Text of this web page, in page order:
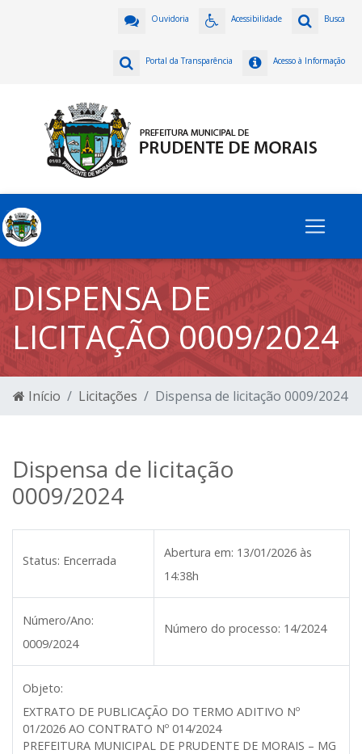
Busca
Acessibilidade
Ouvidoria
Acesso à Informação
Portal da Transparência
DISPENSA DE
LICITAÇÃO 0009/2024
Início Licitações Dispensa de licitação 0009/2024
Dispensa de licitação
0009/2024
Status: Encerrada
Abertura em: 13/01/2026 às
14:38h
Número/Ano:
0009/2024
Número do processo: 14/2024
Objeto:
EXTRATO DE PUBLICAÇÃO DO TERMO ADITIVO Nº
01/2026 AO CONTRATO Nº 014/2024
PREFEITURA MUNICIPAL DE PRUDENTE DE MORAIS – MG